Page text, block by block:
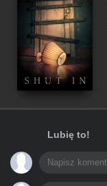
Lubię to!